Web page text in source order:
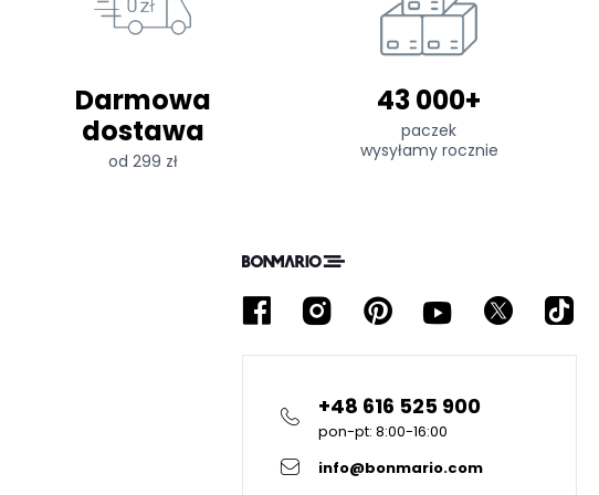
Darmowa
dostawa
od 299 zł
43 000+
paczek
wysyłamy rocznie
+48 616 525 900
pon-pt: 8:00-16:00
info@bonmario.com